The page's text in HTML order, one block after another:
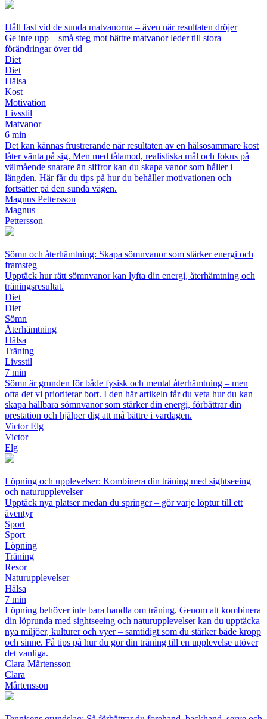
Håll fast vid de sunda matvanorna – även när resultaten dröjer
Ge inte upp – små steg mot bättre matvanor leder till stora
förändringar över tid
Diet
Diet
Hälsa
Kost
Motivation
Livsstil
Matvanor
6 min
Det kan kännas frustrerande när resultaten av en hälsosammare kost
låter vänta på sig. Men med tålamod, realistiska mål och fokus på
välmående snarare än siffror kan du skapa vanor som håller i
längden. Här får du tips på hur du behåller motivationen och
fortsätter på den sunda vägen.
Magnus Pettersson
Magnus
Pettersson
Sömn och återhämtning: Skapa sömnvanor som stärker energi och
framsteg
Upptäck hur rätt sömnvanor kan lyfta din energi, återhämtning och
träningsresultat.
Diet
Diet
Sömn
Återhämtning
Hälsa
Träning
Livsstil
7 min
Sömn är grunden för både fysisk och mental återhämtning – men
ofta det vi prioriterar bort. I den här artikeln får du veta hur du kan
skapa hållbara sömnvanor som stärker din energi, förbättrar din
prestation och hjälper dig att må bättre i vardagen.
Victor Elg
Victor
Elg
Löpning och upplevelser: Kombinera din träning med sightseeing
och naturupplevelser
Upptäck nya platser medan du springer – gör varje löptur till ett
äventyr
Sport
Sport
Löpning
Träning
Resor
Naturupplevelser
Hälsa
7 min
Löpning behöver inte bara handla om träning. Genom att kombinera
din löprunda med sightseeing och naturupplevelser kan du upptäcka
nya miljöer, kulturer och vyer – samtidigt som du stärker både kropp
och sinne. Få tips på hur du gör din träning till en upplevelse utöver
det vanliga.
Clara Mårtensson
Clara
Mårtensson